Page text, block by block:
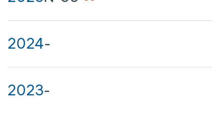
2024-
2023-